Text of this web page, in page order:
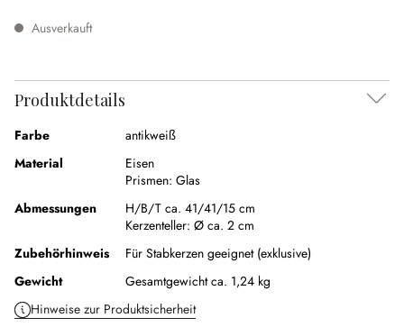
Ausverkauft
Produktdetails
Farbe
antikweiß
Material
Eisen
Prismen: Glas
Abmessungen
H/B/T ca. 41/41/15 cm
Kerzenteller: Ø ca. 2 cm
Zubehörhinweis
Für Stabkerzen geeignet (exklusive)
Gewicht
Gesamtgewicht ca. 1,24 kg
Hinweise zur Produktsicherheit